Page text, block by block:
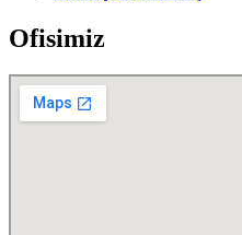
Ofisimiz